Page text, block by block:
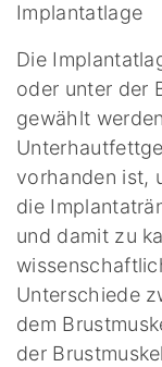
Implantatlage
Die
oder unter der
gewählt
vorhanden ist,
die
und damit zu
Unterschiede
dem
der